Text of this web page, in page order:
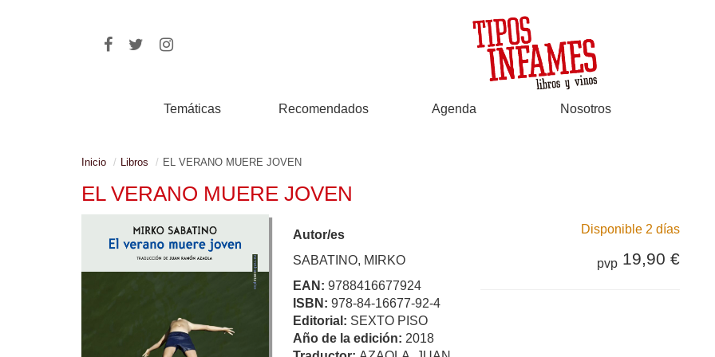
Temáticas Recomendados Agenda Nosotros
Inicio Libros EL VERANO MUERE JOVEN
EL VERANO MUERE JOVEN
Autor/es
SABATINO, MIRKO
EAN: 9788416677924
ISBN: 978-84-16677-92-4
Editorial: SEXTO PISO
Año de la edición: 2018
Disponible 2 días
pvp 19,90 €